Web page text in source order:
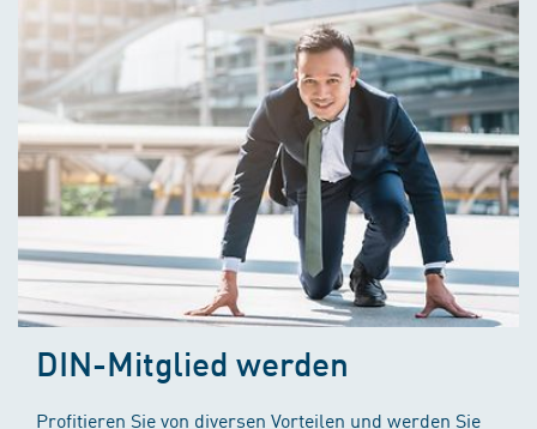
DIN-Mitglied werden
Profitieren Sie von diversen Vorteilen und werden Sie